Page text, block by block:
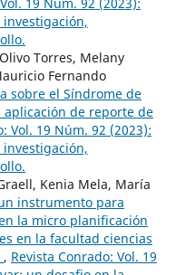
Torres, Melany
Fernando
sobre el Síndrome de
de reporte de
Vol. 19 Núm. 92 (2023):
Kenia Mela, María
instrumento para
la micro planificación
en la facultad ciencias
, Revista Conrado: Vol. 19